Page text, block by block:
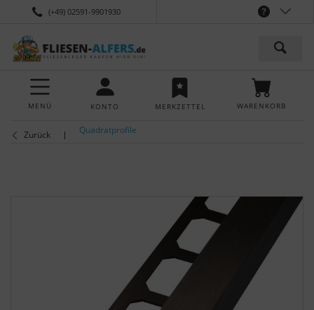
(+49) 02591-9901930
MENÜ KONTO MERKZETTEL WARENKORB
Zurück Quadratprofile